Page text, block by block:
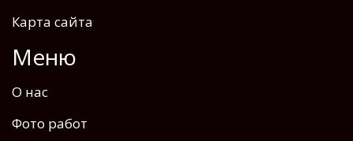
Карта сайта
Меню
О нас
Фото работ